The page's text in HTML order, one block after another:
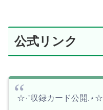
公式リンク
☆·⁺収録カード公開.⋆☆